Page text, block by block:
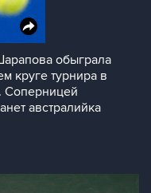
обыграла
круге турнира в
Соперницей
австралийка